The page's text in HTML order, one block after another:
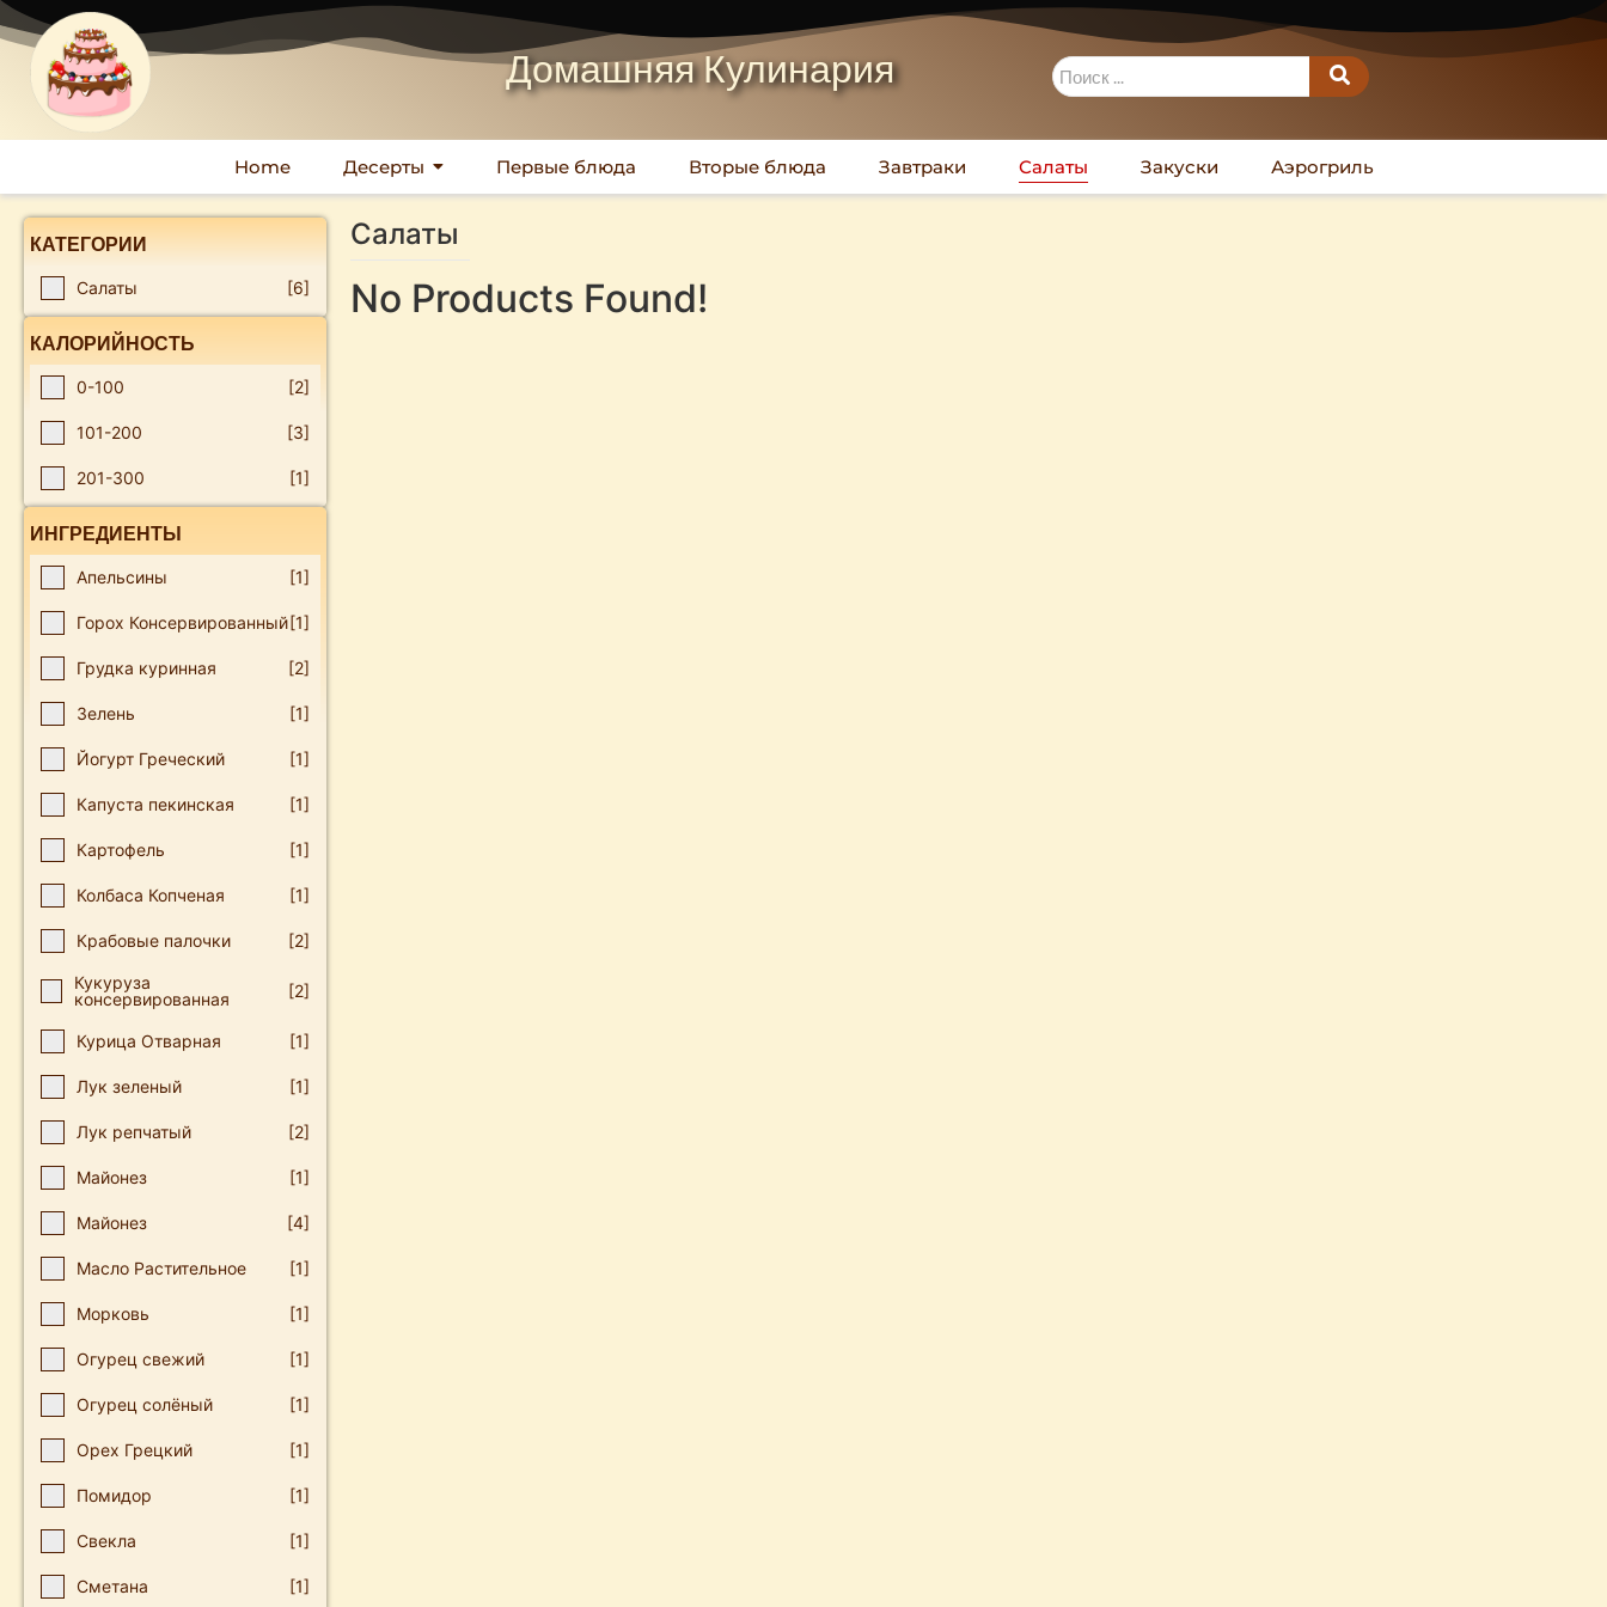
Домашняя Кулинария
Home Десерты Первые блюда Вторые блюда Завтраки Салаты Закуски Аэрогриль
КАТЕГОРИИ
Салаты [6]
КАЛОРИЙНОСТЬ
0-100 [2]
101-200 [3]
201-300 [1]
ИНГРЕДИЕНТЫ
Апельсины [1]
Горох Консервированный[1]
Грудка куринная [2]
Зелень [1]
Йогурт Греческий [1]
Капуста пекинская [1]
Картофель [1]
Колбаса Копченая [1]
Крабовые палочки [2]
Кукуруза
консервированная
[2]
Курица Отварная [1]
Лук зеленый [1]
Лук репчатый [2]
Майοнез [1]
Майонез [4]
Масло Растительное [1]
Морковь [1]
Огурец свежий [1]
Огурец солёный [1]
Орех Грецкий [1]
Помидор [1]
Свекла [1]
Сметана [1]
Салаты
No Products Found!